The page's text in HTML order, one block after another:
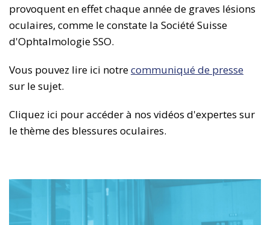
provoquent en effet chaque année de graves lésions
oculaires, comme le constate la Société Suisse
d'Ophtalmologie SSO.
Vous pouvez lire ici notrecommuniqué de presse
sur le sujet.
Cliquez ici pour accéder à nos vidéos d'expertes sur
le thème des blessures oculaires.